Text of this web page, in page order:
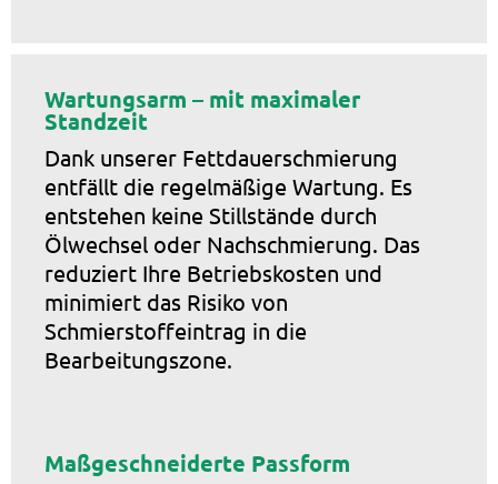
Wartungsarm – mit maximaler
Standzeit
Dank unserer Fettdauerschmierung
entfällt die regelmäßige Wartung. Es
entstehen keine Stillstände durch
Ölwechsel oder Nachschmierung. Das
reduziert Ihre Betriebskosten und
minimiert das Risiko von
Schmierstoffeintrag in die
Bearbeitungszone.
Maßgeschneiderte Passform